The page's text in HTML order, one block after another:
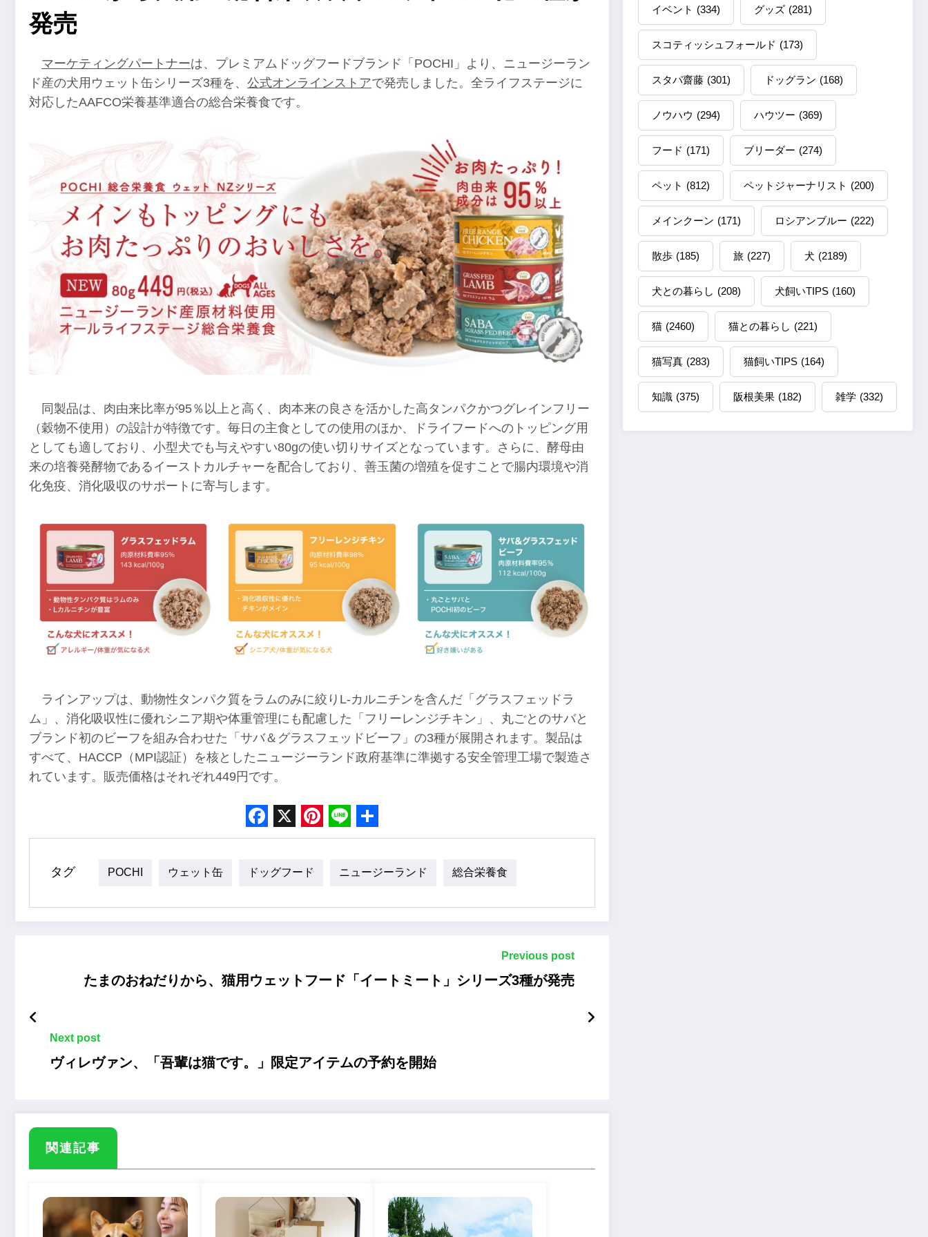
発売
マーケティングパートナーは、プレミアムドッグフードブランド「POCHI」より、ニュージーラン
ド産の犬用ウェット缶シリーズ3種を、 公式オンラインストアで発売しました。全ライフステージに
対応したAAFCO栄養基準適合の総合栄養食です。
同製品は、肉由来比率が95％以上と高く、肉本来の良さを活かした高タンパクかつグレインフリー
（穀物不使用）の設計が特徴です。毎日の主食としての使用のほか、ドライフードへのトッピング用
としても適しており、小型犬でも与えやすい80gの使い切りサイズとなっています。さらに、酵母由
来の培養発酵物であるイーストカルチャーを配合しており、善玉菌の増殖を促すことで腸内環境や消
化免疫、消化吸収のサポートに寄与します。
ラインアップは、動物性タンパク質をラムのみに絞りL-カルニチンを含んだ「グラスフェッドラ
ム」、消化吸収性に優れシニア期や体重管理にも配慮した「フリーレンジチキン」、丸ごとのサバと
ブランド初のビーフを組み合わせた「サバ＆グラスフェッドビーフ」の3種が展開されます。製品は
すべて、HACCP（MPI認証）を核としたニュージーランド政府基準に準拠する安全管理工場で製造さ
れています。販売価格はそれぞれ449円です。
Facebook
X Pinterest
LineShare
タグ POCHI ウェット缶 ドッグフード ニュージーランド 総合栄養食
Previous post
たまのおねだりから、猫用ウェットフード「イートミート」シリーズ3種が発売
Next post
ヴィレヴァン、「吾輩は猫です。」限定アイテムの予約を開始
関連記事
イベント (334) グッズ (281)
スコティッシュフォールド (173)
スタパ齋藤 (301) ドッグラン (168)
ノウハウ (294) ハウツー (369)
フード (171) ブリーダー (274)
ペット (812) ペットジャーナリスト (200)
メインクーン (171) ロシアンブルー (222)
散歩 (185) 旅 (227) 犬 (2189)
犬との暮らし (208) 犬飼いTIPS (160)
猫 (2460) 猫との暮らし (221)
猫写真 (283) 猫飼いTIPS (164)
知識 (375) 阪根美果 (182) 雑学 (332)